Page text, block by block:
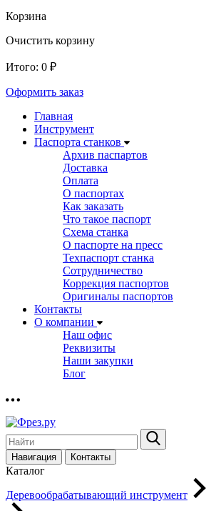
Корзина
Очистить корзину
Итого: 0 ₽
Оформить заказ
Главная
Инструмент
Паспорта станков
Архив паспартов
Доставка
Оплата
О паспортах
Как заказать
Что такое паспорт
Схема станка
О паспорте на пресс
Техпаспорт станка
Сотрудничество
Коррекция паспортов
Оригиналы паспортов
Контакты
О компании
Наш офис
Реквизиты
Наши закупки
Блог
Навигация Контакты
Каталог
Деревообрабатывающий инструмент